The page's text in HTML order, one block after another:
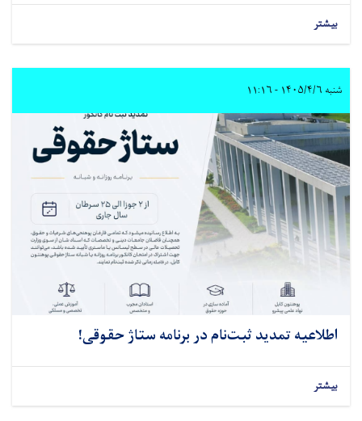
بیشتر
شنبه ۱۴۰۵/۴/۶ - ۱۱:۱۶
اطلاعیه تمدید ثبت‌نام در برنامه ستاژ حقوقى!
بیشتر